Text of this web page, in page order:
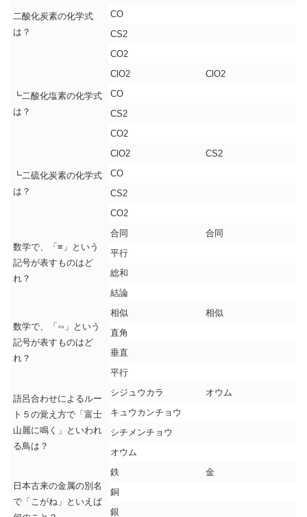
二酸化炭素の化学式
は？
CO
CS2
CO2
┗二酸化塩素の化学式
は？
ClO2
ClO2
CO
CS2
CO2
┗二硫化炭素の化学式
は？
ClO2
CS2
CO
CS2
CO2
数学で、「≡」という
記号が表すものはど
れ？
合同
合同
平行
総和
結論
数学で、「∽」という
記号が表すものはど
れ？
相似
相似
直角
垂直
平行
語呂合わせによるルー
ト５の覚え方で「富士
山麗に鳴く」といわれ
る鳥は？
シジュウカラ
オウム
キュウカンチョウ
シチメンチョウ
オウム
日本古来の金属の別名
で「こがね」といえば
鉄
金
銅
銀